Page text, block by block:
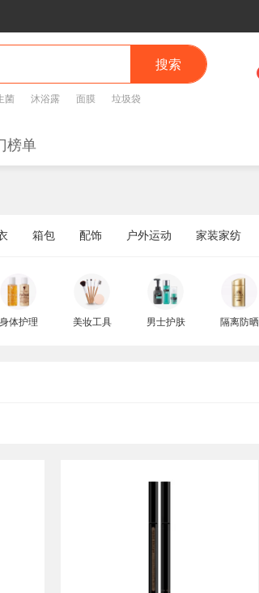
搜索
菌 沐浴露 面膜 垃圾袋
榜单
箱包 配饰 户外运动 家装家纺
身体护理 美妆工具 男士护肤 隔离防晒